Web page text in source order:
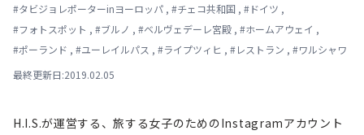
#タビジョレポーターinヨーロッパ , #チェコ共和国 , #ドイツ ,
#フォトスポット , #ブルノ , #ベルヴェデーレ宮殿 , #ホームアウェイ ,
#ポーランド , #ユーレイルパス , #ライプツィヒ , #レストラン , #ワルシャワ
最終更新日:2019.02.05
H.I.S.が運営する、旅する女子のためのInstagramアカウント